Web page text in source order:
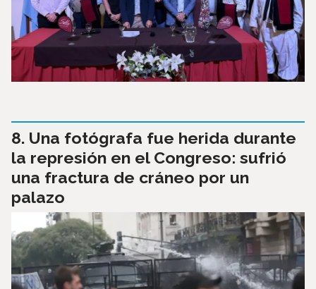
Una fotógrafa fue herida durante
la represión en el Congreso: sufrió
una fractura de cráneo por un
palazo